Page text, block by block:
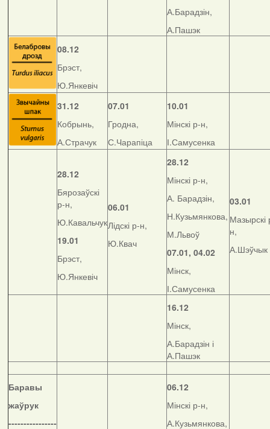
А.Барадзін,
А.Пашэк
08.12
Брэст,
Ю.Янкевіч
31.12
Кобрынь,
А.Страчук
07.01
Гродна,
С.Чарапіца
10.01
Мінскі р-н,
І.Самусенка
28.12
Бярозаўскі
р-н,
Ю.Кавальчук
19.01
Брэст,
Ю.Янкевіч
06.01
Лідскі р-н,
Ю.Квач
28.12
Мінскі р-н,
А. Барадзін,
Н.Кузьмянкова,
М.Львоў
07.01, 04.02
Мінск,
І.Самусенка
03.01
Мазырскі
н,
А.Шэўчык
16.12
Мінск,
А.Барадзін і
А.Пашэк
Баравы
жаўрук
----------------
06.12
Мінскі р-н,
А.Кузьмянкова,